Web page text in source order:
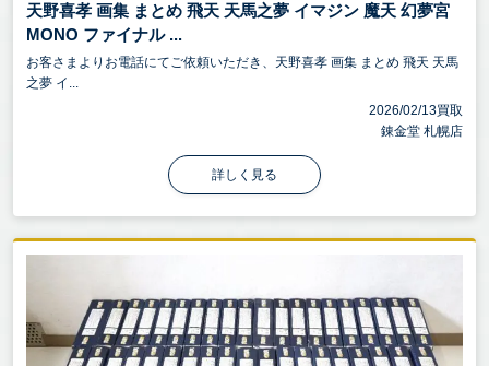
天野喜孝 画集 まとめ 飛天 天馬之夢 イマジン 魔天 幻夢宮
MONO ファイナル ...
お客さまよりお電話にてご依頼いただき、天野喜孝 画集 まとめ 飛天 天馬
之夢 イ...
2026/02/13買取
錬金堂 札幌店
詳しく見る